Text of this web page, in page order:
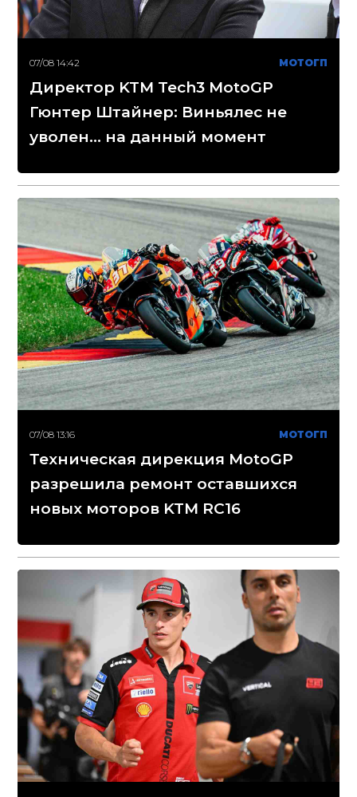
07/08 14:42 МОТОГП
Директор KTM Tech3 MotoGP
Гюнтер Штайнер: Виньялес не
уволен... на данный момент
07/08 13:16 МОТОГП
Техническая дирекция MotoGP
разрешила ремонт оставшихся
новых моторов KTM RC16